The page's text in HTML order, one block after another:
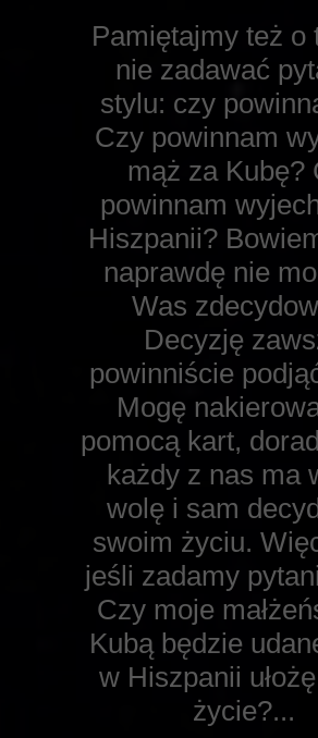
Pamiętajmy też o
nie zadawać
stylu: czy
Czy powinnam
mąż za Kubę?
powinnam
Hiszpanii?
naprawdę nie
Was
Decyzję
powinniście
Mogę
pomocą kart,
każdy z nas ma
wolę i sam
swoim życiu.
jeśli zadamy
Czy moje
Kubą będzie
w Hiszpanii
życie?...